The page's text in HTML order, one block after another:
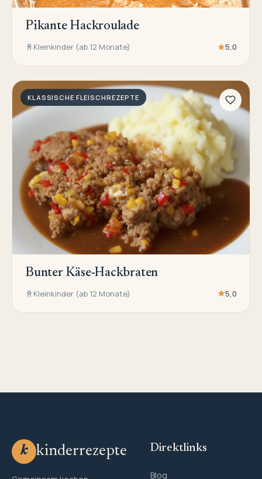
Pikante Hackroulade
Kleinkinder (ab 12 Monate) 5,0
KLASSISCHE FLEISCHREZEPTE
Bunter Käse-Hackbraten
Kleinkinder (ab 12 Monate) 5,0
k kinderrezepte Direktlinks
Blog